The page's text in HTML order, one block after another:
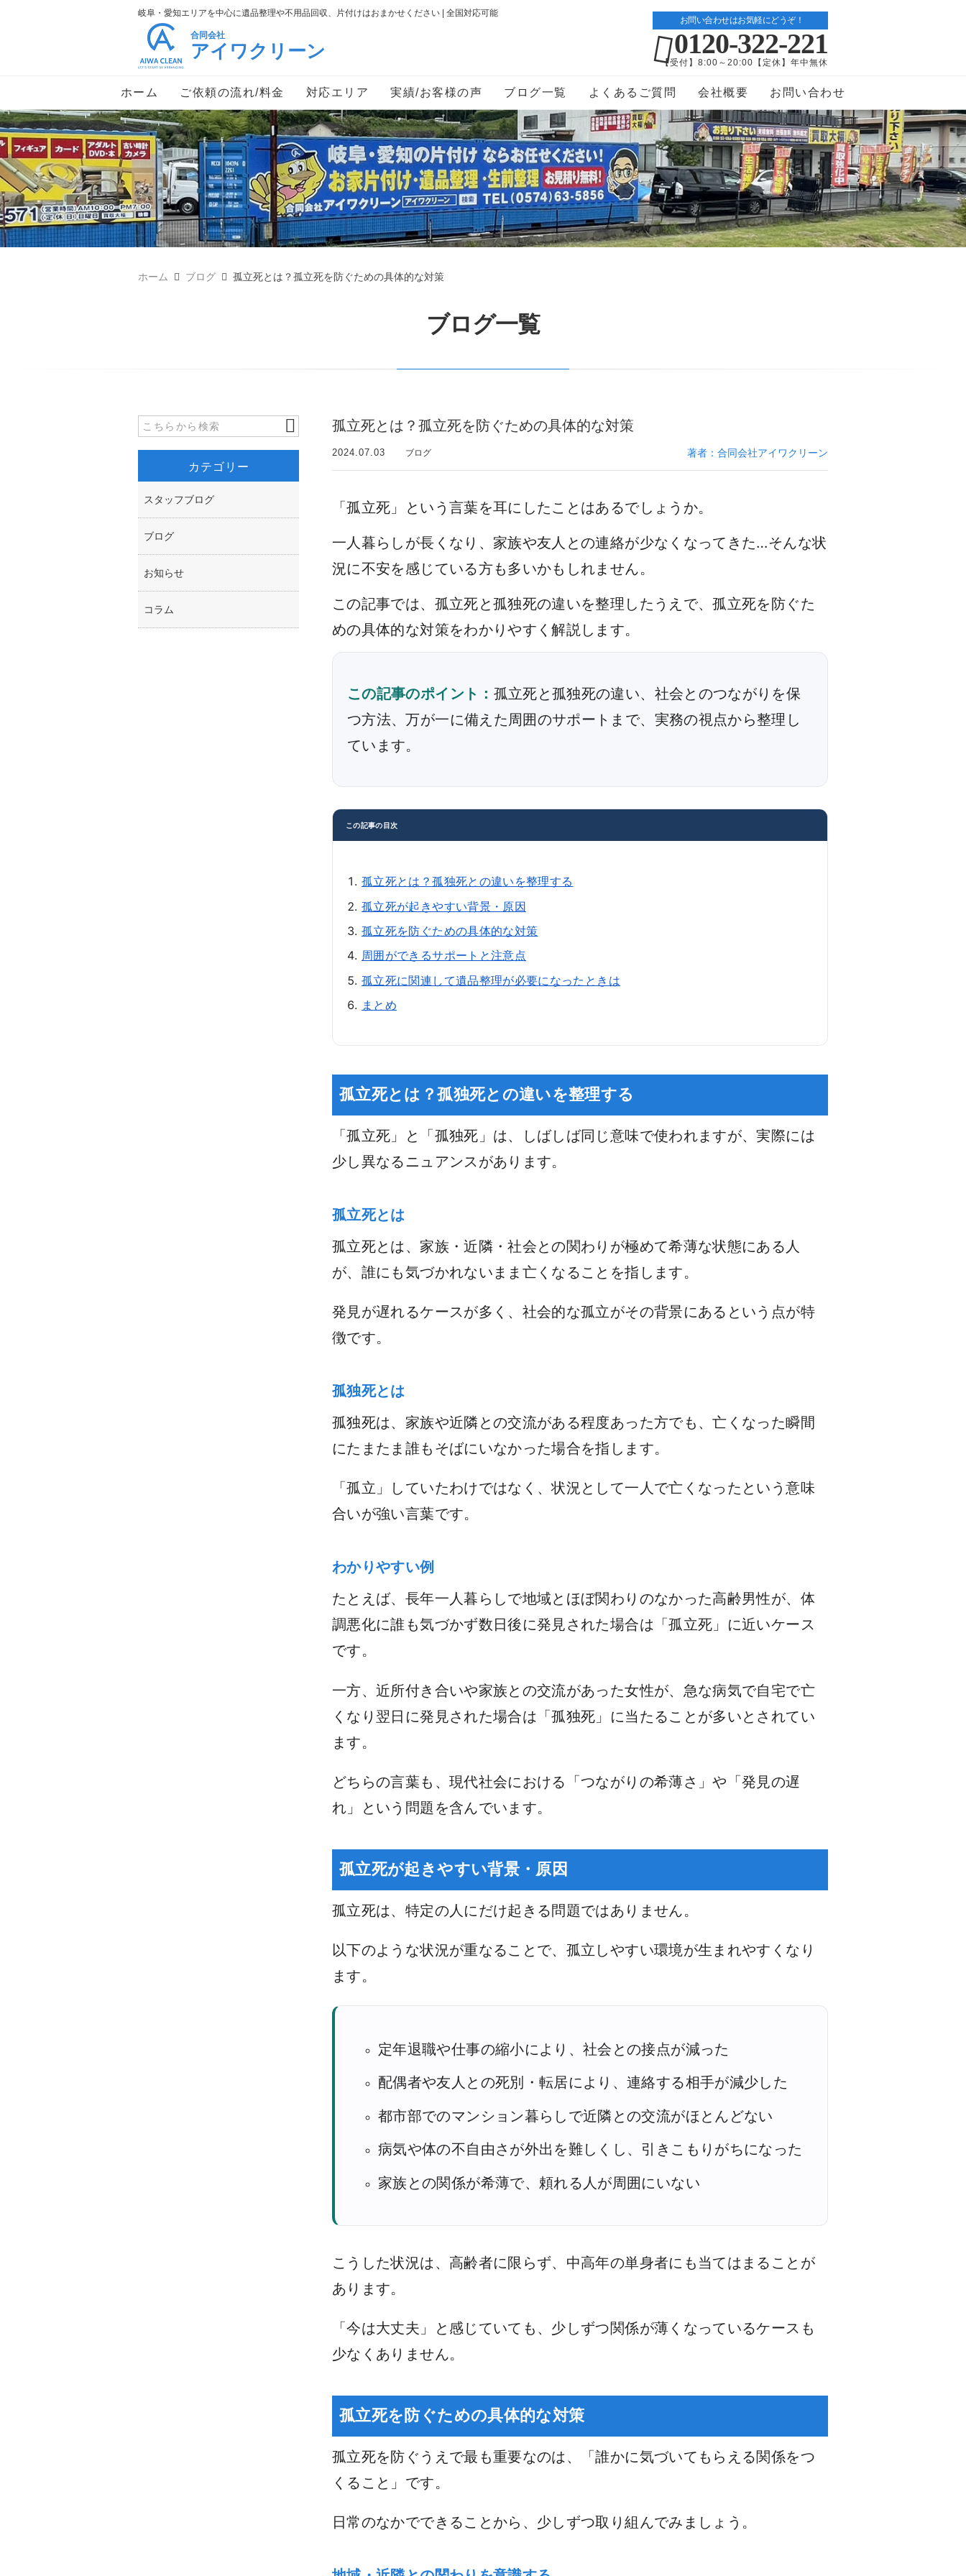
岐阜・愛知エリアを中心に遺品整理や不用品回収、片付けはおまかせください | 全国対応可能
合同会社
アイワクリーン
お問い合わせはお気軽にどうぞ！
0120-322-221
【受付】8:00～20:00【定休】年中無休
ホーム ご依頼の流れ/料金 対応エリア 実績/お客様の声 ブログ一覧 よくあるご質問 会社概要 お問い合わせ
ホーム ブログ 孤立死とは？孤立死を防ぐための具体的な対策
ブログ一覧
孤立死とは？孤立死を防ぐための具体的な対策
2024.07.03 ブログ 著者：合同会社アイワクリーン
「孤立死」という言葉を耳にしたことはあるでしょうか。
一人暮らしが長くなり、家族や友人との連絡が少なくなってきた…そんな状
況に不安を感じている方も多いかもしれません。
この記事では、孤立死と孤独死の違いを整理したうえで、孤立死を防ぐた
めの具体的な対策をわかりやすく解説します。
この記事のポイント： 孤立死と孤独死の違い、社会とのつながりを保
つ方法、万が一に備えた周囲のサポートまで、実務の視点から整理し
ています。
この記事の目次
孤立死とは？孤独死との違いを整理する
孤立死が起きやすい背景・原因
孤立死を防ぐための具体的な対策
周囲ができるサポートと注意点
孤立死に関連して遺品整理が必要になったときは
まとめ
孤立死とは？孤独死との違いを整理する
「孤立死」と「孤独死」は、しばしば同じ意味で使われますが、実際には
少し異なるニュアンスがあります。
孤立死とは
孤立死とは、家族・近隣・社会との関わりが極めて希薄な状態にある人
が、誰にも気づかれないまま亡くなることを指します。
発見が遅れるケースが多く、社会的な孤立がその背景にあるという点が特
徴です。
孤独死とは
孤独死は、家族や近隣との交流がある程度あった方でも、亡くなった瞬間
にたまたま誰もそばにいなかった場合を指します。
「孤立」していたわけではなく、状況として一人で亡くなったという意味
合いが強い言葉です。
わかりやすい例
たとえば、長年一人暮らしで地域とほぼ関わりのなかった高齢男性が、体
調悪化に誰も気づかず数日後に発見された場合は「孤立死」に近いケース
です。
一方、近所付き合いや家族との交流があった女性が、急な病気で自宅で亡
くなり翌日に発見された場合は「孤独死」に当たることが多いとされてい
ます。
どちらの言葉も、現代社会における「つながりの希薄さ」や「発見の遅
れ」という問題を含んでいます。
孤立死が起きやすい背景・原因
孤立死は、特定の人にだけ起きる問題ではありません。
以下のような状況が重なることで、孤立しやすい環境が生まれやすくなり
ます。
定年退職や仕事の縮小により、社会との接点が減った
配偶者や友人との死別・転居により、連絡する相手が減少した
都市部でのマンション暮らしで近隣との交流がほとんどない
病気や体の不自由さが外出を難しくし、引きこもりがちになった
家族との関係が希薄で、頼れる人が周囲にいない
こうした状況は、高齢者に限らず、中高年の単身者にも当てはまることが
あります。
「今は大丈夫」と感じていても、少しずつ関係が薄くなっているケースも
少なくありません。
孤立死を防ぐための具体的な対策
孤立死を防ぐうえで最も重要なのは、「誰かに気づいてもらえる関係をつ
くること」です。
日常のなかでできることから、少しずつ取り組んでみましょう。
カテゴリー
スタッフブログ
ブログ
お知らせ
コラム